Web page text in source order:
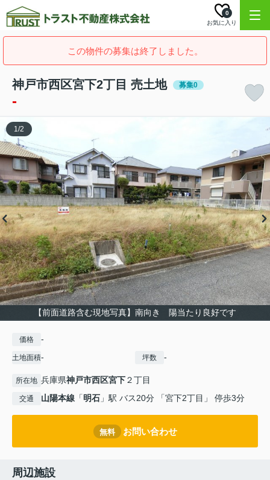
お気に入り
0
この物件の募集は終了しました。
神戸市西区宮下2丁目 売土地 募集0
-
【前面道路含む現地写真】南向き 陽当たり良好です
1/2
価格 -
土地面積- 坪数 -
所在地 兵庫県神戸市西区宮下２丁目
交通 山陽本線 「明石 」駅 バス20分 「宮下2丁目」 停歩3分
無料 お問い合わせ
周辺施設